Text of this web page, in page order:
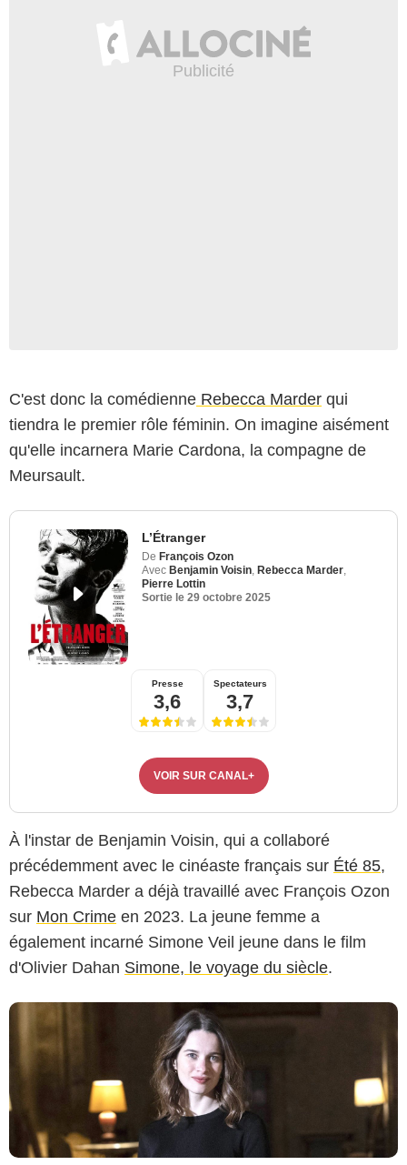
C'est donc la comédienne Rebecca Marder qui
tiendra le premier rôle féminin. On imagine aisément
qu'elle incarnera Marie Cardona, la compagne de
Meursault.
L’Étranger
De François Ozon
Avec Benjamin Voisin Rebecca Marder
Pierre Lottin
Sortie le 29 octobre 2025
Presse
3,6
Spectateurs
3,7
VOIR SUR CANAL+
À l'instar de Benjamin Voisin, qui a collaboré
précédemment avec le cinéaste français sur Été 85,
Rebecca Marder a déjà travaillé avec François Ozon
sur Mon Crime en 2023. La jeune femme a
également incarné Simone Veil jeune dans le film
d'Olivier Dahan Simone, le voyage du siècle.